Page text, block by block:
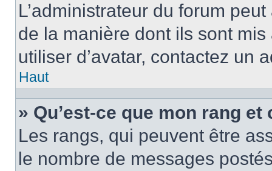
L’administrateur du forum
de la manière dont ils sont
utiliser d’avatar, contactez un
Haut
» Qu’est-ce que mon rang
Les rangs, qui peuvent être
le nombre de messages